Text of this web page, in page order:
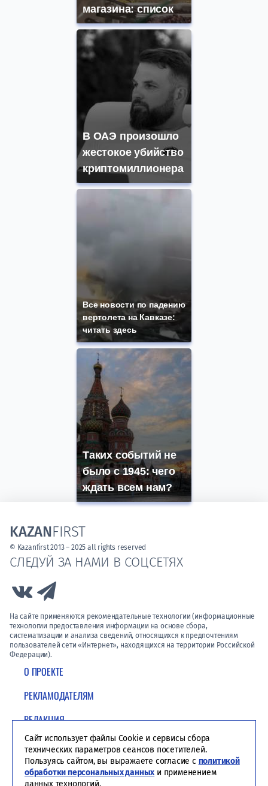
магазина: список
В ОАЭ произошло
жестокое убийство
криптомиллионера
Все новости по падению
вертолета на Кавказе:
читать здесь
Таких событий не
было с 1945: чего
ждать всем нам?
О ПРОЕКТЕ
РЕКЛАМОДАТЕЛЯМ
РЕДАКЦИЯ
ПОЛИТИКА КОНФИДЕНЦИАЛЬНОСТИ
СЛЕДУЙ ЗА НАМИ В СОЦСЕТЯХ
Link to Vk
На сайте применяются рекомендательные технологии (информационные
технологии предоставления информации на основе сбора,
систематизации и анализа сведений, относящихся к предпочтениям
пользователей сети «Интернет», находящихся на территории Российской
Федерации).
KAZANFIRST
© Kazanfirst 2013 – 2025 all rights reserved
Сайт использует файлы Cookie и сервисы сбора
технических параметров сеансов посетителей.
Пользуясь сайтом, вы выражаете согласие с политикой
обработки персональных данных и применением
данных технологий.